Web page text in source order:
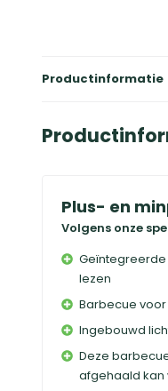
Productinformatie
Plus- en
Volgens onze
lezen
Barbecue
Ingebouwd
Deze
afgehaald kan